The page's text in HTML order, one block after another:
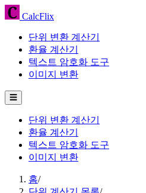
CalcFlix
단위 변환 계산기
환율 계산기
텍스트 암호화 도구
이미지 변환
☰
단위 변환 계산기
환율 계산기
텍스트 암호화 도구
이미지 변환
홈/